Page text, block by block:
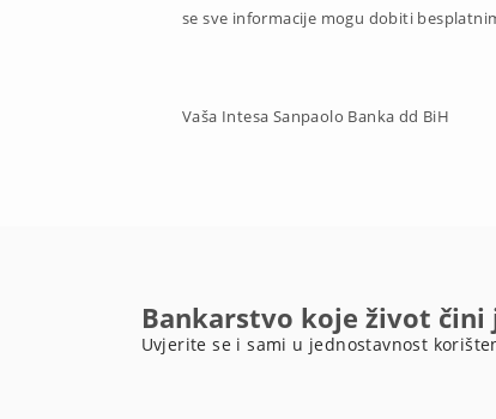
se sve informacije mogu dobiti
Vaša Intesa Sanpaolo Banka dd BiH
Bankarstvo koje život
Uvjerite se i sami u jednostavnost